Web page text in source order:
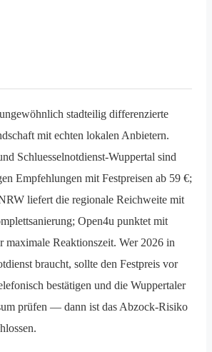
stadteilig differenzierte
mit echten lokalen Anbietern.
Schluesselnotdienst-Wuppertal sind
Empfehlungen mit Festpreisen ab 59 €;
liefert die regionale Reichweite mit
Open4u punktet mit
maximale Reaktionszeit. Wer 2026 in
braucht, sollte den Festpreis vor
bestätigen und die Wuppertaler
prüfen — dann ist das Abzock-Risiko